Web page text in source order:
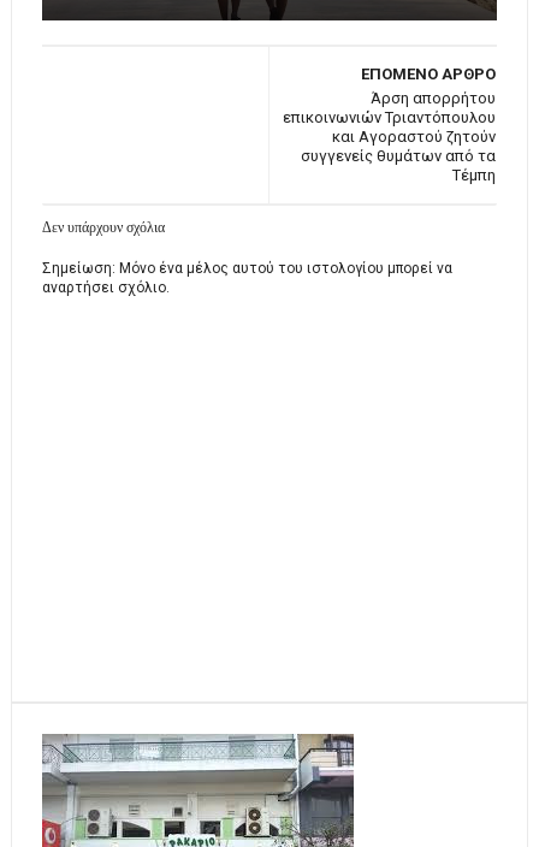
ΕΠΟΜΕΝΟ ΑΡΘΡΟ
Άρση απορρήτου
επικοινωνιών Τριαντόπουλου
και Αγοραστού ζητούν
συγγενείς θυμάτων από τα
Τέμπη
Δεν υπάρχουν σχόλια
Σημείωση: Μόνο ένα μέλος αυτού του ιστολογίου μπορεί να
αναρτήσει σχόλιο.